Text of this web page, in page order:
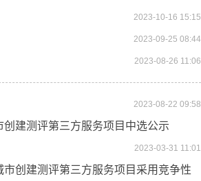
2023-10-16 15:15
2023-09-25 08:44
2023-08-26 11:06
2023-08-22 09:58
建测评第三方服务项目中选公示
2023-03-31 11:01
创建测评第三方服务项目采用竞争性